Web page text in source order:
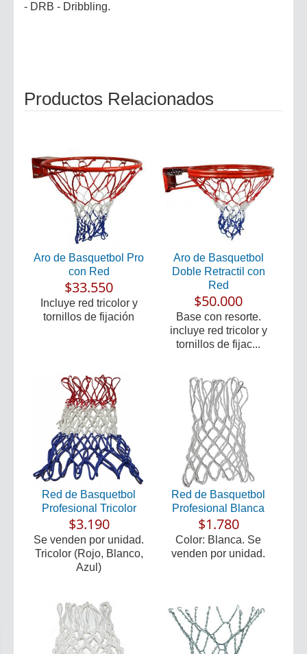
- DRB - Dribbling.
Productos Relacionados
Aro de Basquetbol Pro
con Red
$33.550
Incluye red tricolor y
tornillos de fijación
Aro de Basquetbol
Doble Retractil con
Red
$50.000
Base con resorte.
incluye red tricolor y
tornillos de fijac...
Red de Basquetbol
Profesional Tricolor
$3.190
Se venden por unidad.
Tricolor (Rojo, Blanco,
Azul)
Red de Basquetbol
Profesional Blanca
$1.780
Color: Blanca. Se
venden por unidad.